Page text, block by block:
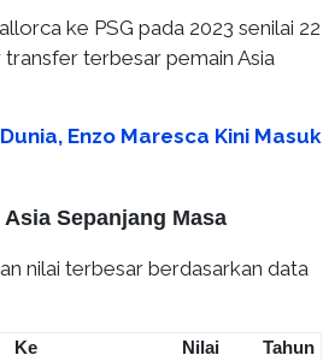
ke PSG pada 2023 senilai 22
terbesar pemain Asia
Enzo Maresca Kini Masuk
Sepanjang Masa
nilai terbesar berdasarkan data
Ke Nilai Tahun